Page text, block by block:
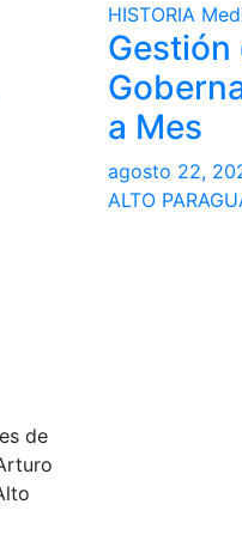
HISTORIA
Gestión
a Mes
agosto 22,
ALTO
de